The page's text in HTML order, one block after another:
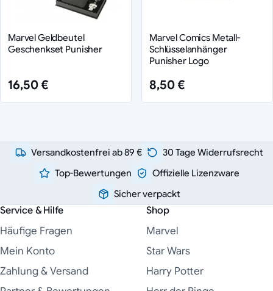
Marvel Geldbeutel
Geschenkset Punisher
16,50 €
Marvel Comics Metall-
Schlüsselanhänger
Punisher Logo
8,50 €
Versandkostenfrei ab 89 €
30 Tage Widerrufsrecht
Top-Bewertungen
Offizielle Lizenzware
Sicher verpackt
Service & Hilfe
Häufige Fragen
Mein Konto
Zahlung & Versand
Shop
Marvel
Star Wars
Harry Potter